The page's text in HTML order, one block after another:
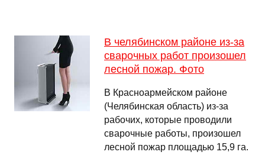
В челябинском районе из-за
сварочных работ произошел
лесной пожар. Фото
В Красноармейском районе
(Челябинская область) из-за
рабочих, которые проводили
сварочные работы, произошел
лесной пожар площадью 15,9 га.